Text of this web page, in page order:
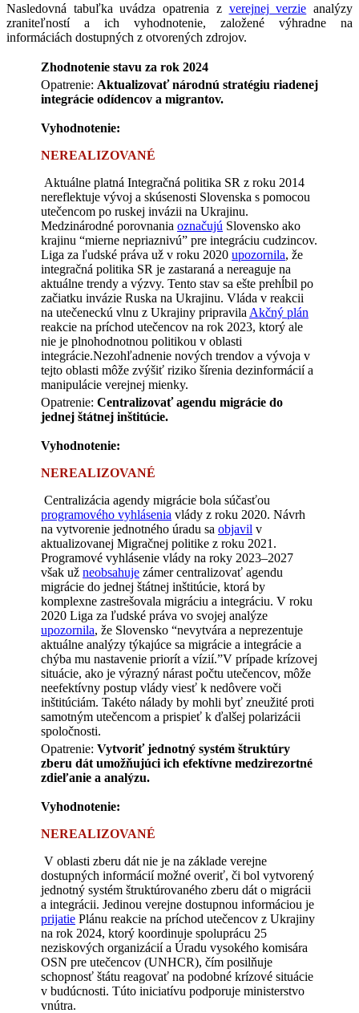
Nasledovná tabuľka uvádza opatrenia z verejnej verzie analýzy
zraniteľností a ich vyhodnotenie, založené výhradne na
informáciách dostupných z otvorených zdrojov.
Zhodnotenie stavu za rok 2024
Opatrenie: Aktualizovať národnú stratégiu riadenej
integrácie odídencov a migrantov.
Vyhodnotenie:
NEREALIZOVANÉ
Aktuálne platná Integračná politika SR z roku 2014
nereflektuje vývoj a skúsenosti Slovenska s pomocou
utečencom po ruskej invázii na Ukrajinu.
Medzinárodné porovnania označujú Slovensko ako
krajinu “mierne nepriaznivú” pre integráciu cudzincov.
Liga za ľudské práva už v roku 2020 upozornila, že
integračná politika SR je zastaraná a nereaguje na
aktuálne trendy a výzvy. Tento stav sa ešte prehĺbil po
začiatku invázie Ruska na Ukrajinu. Vláda v reakcii
na utečeneckú vlnu z Ukrajiny pripravila Akčný plán
reakcie na príchod utečencov na rok 2023, ktorý ale
nie je plnohodnotnou politikou v oblasti
integrácie.Nezohľadnenie nových trendov a vývoja v
tejto oblasti môže zvýšiť riziko šírenia dezinformácií a
manipulácie verejnej mienky.
Opatrenie: Centralizovať agendu migrácie do
jednej štátnej inštitúcie.
Vyhodnotenie:
NEREALIZOVANÉ
Centralizácia agendy migrácie bola súčasťou
programového vyhlásenia vlády z roku 2020. Návrh
na vytvorenie jednotného úradu sa objavil v
aktualizovanej Migračnej politike z roku 2021.
Programové vyhlásenie vlády na roky 2023–2027
však už neobsahuje zámer centralizovať agendu
migrácie do jednej štátnej inštitúcie, ktorá by
komplexne zastrešovala migráciu a integráciu. V roku
2020 Liga za ľudské práva vo svojej analýze
upozornila, že Slovensko “nevytvára a neprezentuje
aktuálne analýzy týkajúce sa migrácie a integrácie a
chýba mu nastavenie priorít a vízií.”V prípade krízovej
situácie, ako je výrazný nárast počtu utečencov, môže
neefektívny postup vlády viesť k nedôvere voči
inštitúciám. Takéto nálady by mohli byť zneužité proti
samotným utečencom a prispieť k ďalšej polarizácii
spoločnosti.
Opatrenie: Vytvoriť jednotný systém štruktúry
zberu dát umožňujúci ich efektívne medzirezortné
zdieľanie a analýzu.
Vyhodnotenie:
NEREALIZOVANÉ
V oblasti zberu dát nie je na základe verejne
dostupných informácií možné overiť, či bol vytvorený
jednotný systém štruktúrovaného zberu dát o migrácii
a integrácii. Jedinou verejne dostupnou informáciou je
prijatie Plánu reakcie na príchod utečencov z Ukrajiny
na rok 2024, ktorý koordinuje spoluprácu 25
neziskových organizácií a Úradu vysokého komisára
OSN pre utečencov (UNHCR), čím posilňuje
schopnosť štátu reagovať na podobné krízové situácie
v budúcnosti. Túto iniciatívu podporuje ministerstvo
vnútra.